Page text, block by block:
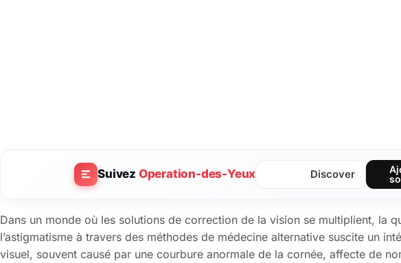
Suivez Operation-des-Yeux Discover
Dans un monde où les solutions de correction de la vision se multiplient, la
l’astigmatisme à travers des méthodes de médecine alternative suscite un
visuel, souvent causé par une courbure anormale de la cornée, affecte de